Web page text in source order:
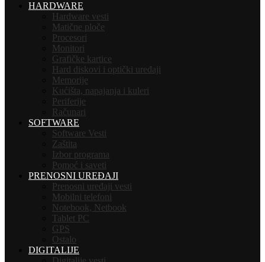
HARDWARE
Hardware vesti
Matične ploče
Procesori
Monitori
Grafičke kartice
Hard diskovi i optički uređaji
Memorije
Kućišta, napajanja i kuleri
Periferije
Računari
SOFTWARE
Software Vesti
Zaštita
Izbor programa
Pomoć i saveti
PRENOSNI UREĐAJI
Prenosni uređaji vesti
Mobilni telefoni
Notebook, Netbook
Tablet PC
GPS
Ostalo
DIGITALIJE